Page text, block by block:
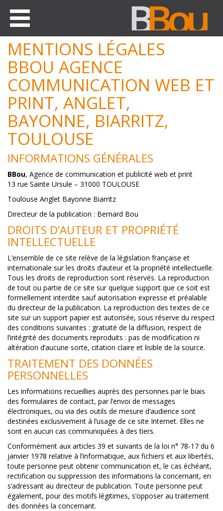
Toggle
navigation
MENTIONS LÉGALES
BBOU AGENCE
COMMUNICATION WEB ET
PRINT, ANGLET,
BAYONNE, BIARRITZ,
TOULOUSE
INFORMATIONS GÉNÉRALES
BBou, Agence de communication et publicité web et print
13 rue Sainte Ursule – 31000 TOULOUSE
Toulouse Anglet Bayonne Biarritz
Directeur de la publication : Bernard Bou
DROITS D’AUTEUR ET PROPRIÉTÉ
INTELLECTUELLE
L’ensemble de ce site relève de la législation française et
internationale sur les droits d’auteur et la propriété intellectuelle.
Tous les droits de reproduction sont réservés. La reproduction
de tout ou partie de ce site sur quelque support que ce soit est
formellement interdite sauf autorisation expresse et préalable
du directeur de la publication. La reproduction des textes de ce
site sur un support papier est autorisée, sous réserve du respect
des conditions suivantes : gratuité de la diffusion, respect de
l’intégrité des documents reproduits : pas de modification ni
altération d’aucune sorte, citation claire et lisible de la source.
TRAITEMENT DES DONNÉES
PERSONNELLES
Les informations recueillies auprès des personnes par le biais
des formulaires de contact, par l’envoi de messages
électroniques, ou via des outils de mesure d’audience sont
destinées exclusivement à l’usage de ce site Internet. Elles ne
sont en aucun cas communiquées à des tiers.
Conformément aux articles 39 et suivants de la loi n° 78-17 du 6
janvier 1978 relative à l’informatique, aux fichiers et aux libertés,
toute personne peut obtenir communication et, le cas échéant,
rectification ou suppression des informations la concernant, en
s’adressant au directeur de publication. Toute personne peut
également, pour des motifs légitimes, s’opposer au traitement
des données la concernant.